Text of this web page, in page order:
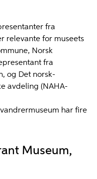
fra
relevante for museets
Norsk
fra
og Det norsk-
avdeling (NAHA-
har fire
Museum,